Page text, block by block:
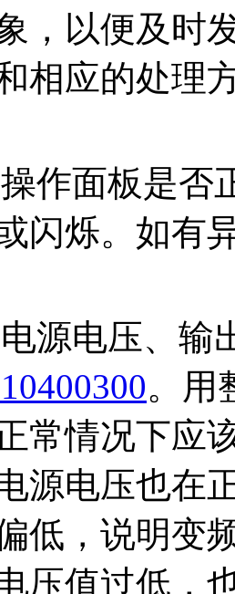
，以便及时
相应的处理
作面板是否
闪烁。如有
源电压、输
。用
常情况下应
源电压也在
低，说明变
压值过低，